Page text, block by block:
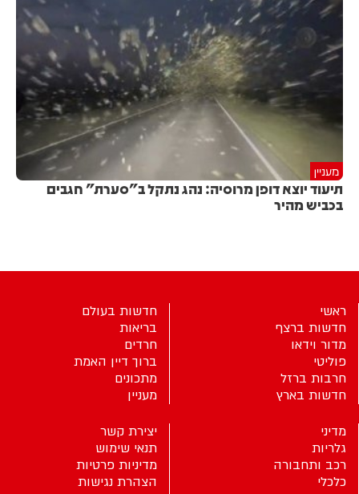
מעניין
תיעוד יוצא דופן מרוסיה: נהג נתקל ב"סערת" חגבים
בכביש מהיר
ראשי
חדשות ברצף
מדור וידאו
פוליטי
חרבות ברזל
חדשות בארץ
חדשות בעולם
בריאות
חרדים
ברוך דיין האמת
מתכונים
מעניין
מדיני
גלריות
רכב ותחבורה
כלכלי
יצירת קשר
תנאי שימוש
מדיניות פרטיות
הצהרת נגישות